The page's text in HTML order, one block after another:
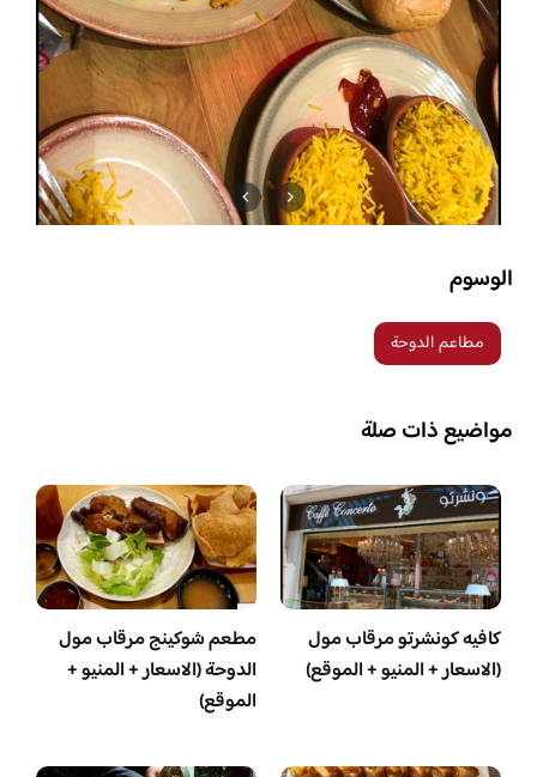
الوسوم
مطاعم الدوحة
مواضيع ذات صلة
كافيه كونشرتو مرقاب مول
(الاسعار + المنيو + الموقع)
مطعم شوكينج مرقاب مول
الدوحة (الاسعار + المنيو +
الموقع)